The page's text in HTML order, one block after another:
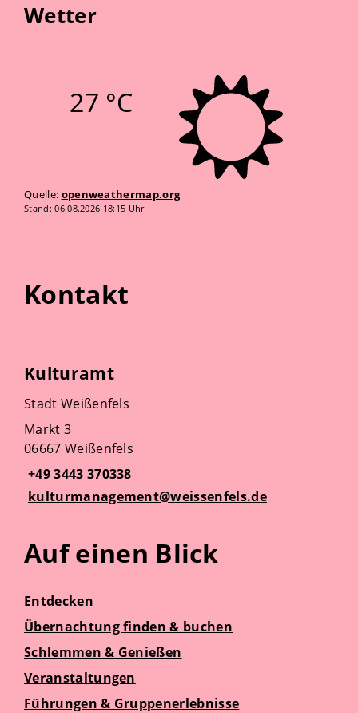
Wetter
27 °C
Quelle: openweathermap.org
Stand: 06.08.2026 18:15 Uhr
Kontakt
Kulturamt
Stadt Weißenfels
Markt 3
06667 Weißenfels
+49 3443 370338
kulturmanagement@weissenfels.de
Auf einen Blick
Entdecken
Übernachtung finden & buchen
Schlemmen & Genießen
Veranstaltungen
Führungen & Gruppenerlebnisse